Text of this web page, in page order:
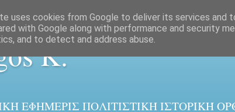
K.
ΕΦΗΜΕΡΙΣ ΠΟΛΙΤΙΣΤΙΚΉ ΙΣΤΟΡΙΚΉ
uses cookies from Google to deliver its services and
with Google along with performance and security
and to detect and address abuse.